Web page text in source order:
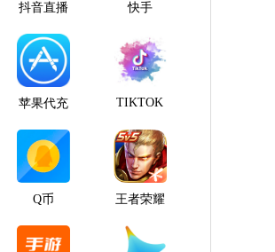
抖音直播 快手
苹果代充 TIKTOK
Q币 王者荣耀